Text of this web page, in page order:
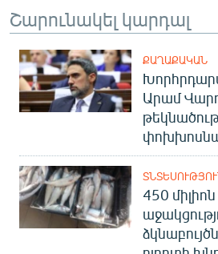
Շարունակել կարդալ
ՔԱՂԱՔԱԿԱՆ
Արամ
450